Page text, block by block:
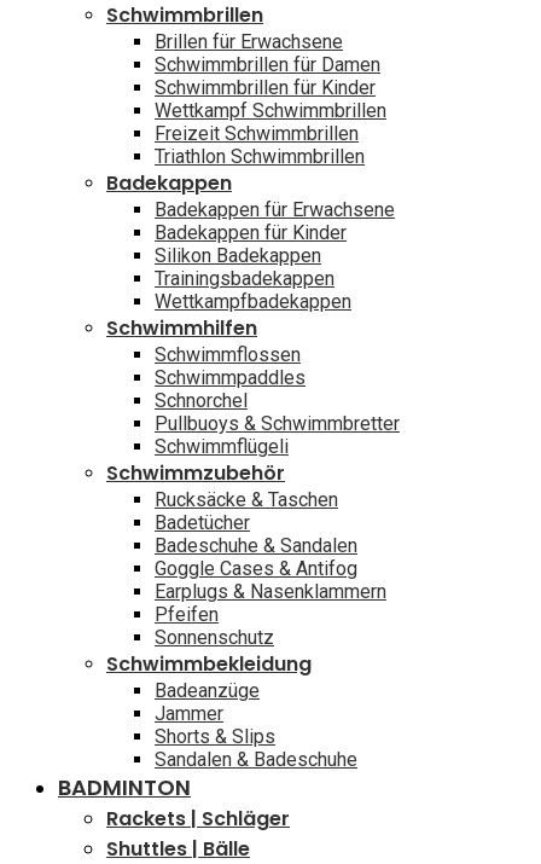
Schwimmbrillen
Brillen für Erwachsene
Schwimmbrillen für Damen
Schwimmbrillen für Kinder
Wettkampf Schwimmbrillen
Freizeit Schwimmbrillen
Triathlon Schwimmbrillen
Badekappen
Badekappen für Erwachsene
Badekappen für Kinder
Silikon Badekappen
Trainingsbadekappen
Wettkampfbadekappen
Schwimmhilfen
Schwimmflossen
Schwimmpaddles
Schnorchel
Pullbuoys & Schwimmbretter
Schwimmflügeli
Schwimmzubehör
Rucksäcke & Taschen
Badetücher
Badeschuhe & Sandalen
Goggle Cases & Antifog
Earplugs & Nasenklammern
Pfeifen
Sonnenschutz
Schwimmbekleidung
Badeanzüge
Jammer
Shorts & Slips
Sandalen & Badeschuhe
BADMINTON
Rackets | Schläger
Shuttles | Bälle